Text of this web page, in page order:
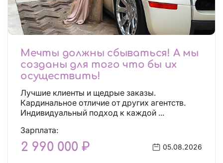
Мечты должны сбываться! А мы
созданы для того что бы их
осуществить!
Лучшие клиенты и щедрые заказы.
Кардинальное отличие от других агентств.
Индивидуальный подход к каждой ...
Зарплата:
2 990 000 ₽ 05.08.2026